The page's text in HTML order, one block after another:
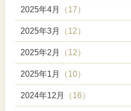
2025年4月 （17）
2025年3月 （12）
2025年2月 （12）
2025年1月 （10）
2024年12月 （16）